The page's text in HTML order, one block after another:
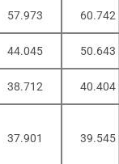
57.973 60.742
44.045 50.643
38.712 40.404
37.901 39.545